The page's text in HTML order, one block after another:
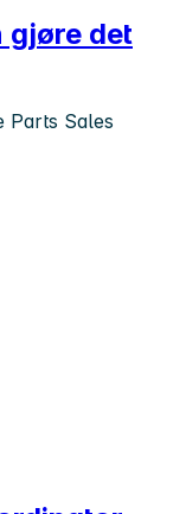
gjøre det
Parts Sales